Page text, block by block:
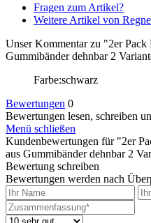
Fragen zum Artikel?
Weitere Artikel von
Unser Kommentar zu "2er Pack
Gummibänder dehnbar 2
Farbe:schwarz
Bewertungen 0
Bewertungen lesen, schreiben
Menü schließen
Kundenbewertungen für "2er
aus Gummibänder dehnbar 2
Bewertung schreiben
Bewertungen werden nach